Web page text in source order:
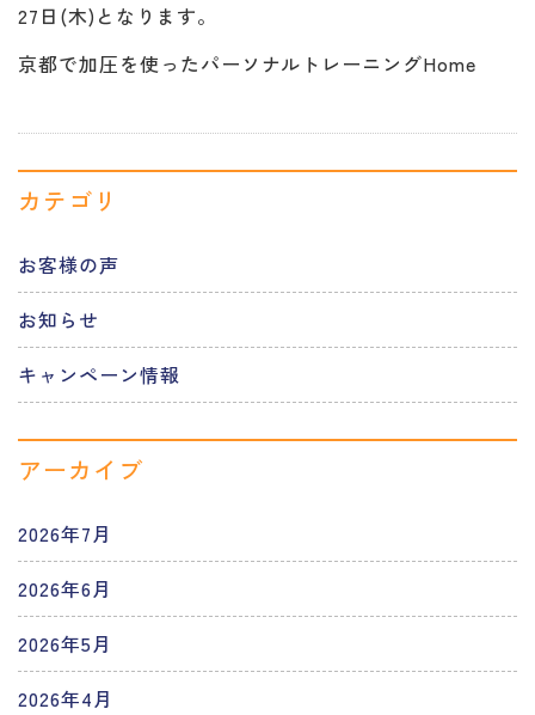
27日(木)となります。
京都で加圧を使ったパーソナルトレーニングHome
カテゴリ
お客様の声
お知らせ
キャンペーン情報
アーカイブ
2026年7月
2026年6月
2026年5月
2026年4月